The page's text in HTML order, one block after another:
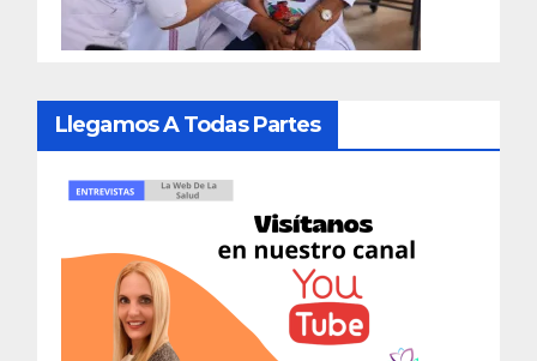
Llegamos A Todas Partes